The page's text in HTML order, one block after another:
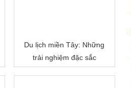
Du lịch miền Tây: Những
trải nghiệm đặc sắc